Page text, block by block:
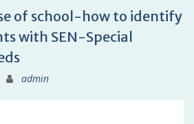
of school-how to identify
with SEN-Special
admin